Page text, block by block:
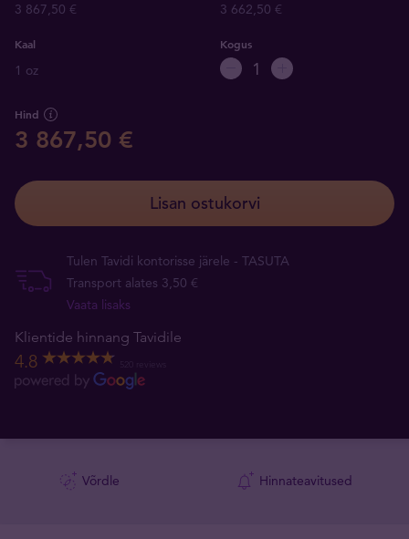
3 867,50 € 3 662,50 €
Kaal
1 oz
Kogus
Hind
3 867,50 €
Lisan ostukorvi
Tulen Tavidi kontorisse järele - TASUTA
Transport alates 3,50 €
Vaata lisaks
Klientide hinnang Tavidile
4.8
Võrdle Hinnateavitused